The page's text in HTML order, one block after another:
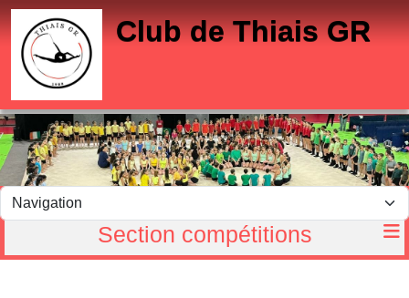
Club de Thiais GR
Section compétitions
Panneau de gestion des cookies